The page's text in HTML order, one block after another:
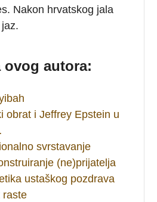
Nakon hrvatskog jala
ovog autora:
obrat i Jeffrey Epstein u
svrstavanje
(ne)prijatelja
ustaškog pozdrava
raste